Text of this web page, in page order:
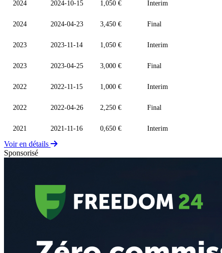
2024 2024-10-15 1,050 € Interim
2024 2024-04-23 3,450 € Final
2023 2023-11-14 1,050 € Interim
2023 2023-04-25 3,000 € Final
2022 2022-11-15 1,000 € Interim
2022 2022-04-26 2,250 € Final
2021 2021-11-16 0,650 € Interim
Voir en détails
Sponsorisé